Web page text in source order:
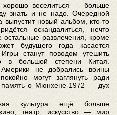
хорошо веселиться — больше
знать и не надо. Очередной
выпустит новый альбом, кто-то
оскандалиться, нечто
остальные развлечения, кроме
будущего года касается
станут поводом утешить
в большой степени Китая.
не добрались воины
могут заглянуть ради
память о Мюнхене-1972 — дух
культура ещё больше
театр, искусство — мир